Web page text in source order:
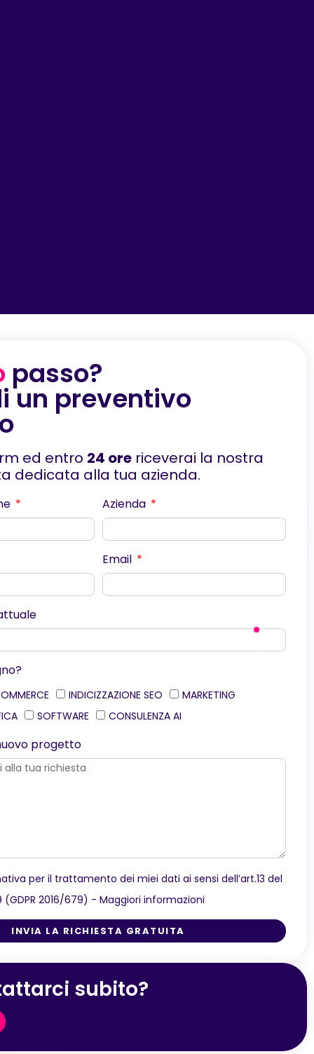
passo?
un preventivo
ed entro 24 orericeverai la nostra
dedicata alla tua azienda.
Azienda
Email
INDICIZZAZIONE SEO
MARKETING
SOFTWARE CONSULENZA AI
progetto
per il trattamento dei miei dati ai sensi dell’art.13 del
(GDPR 2016/679) - Maggiori informazioni
INVIA LA RICHIESTA GRATUITA
subito?